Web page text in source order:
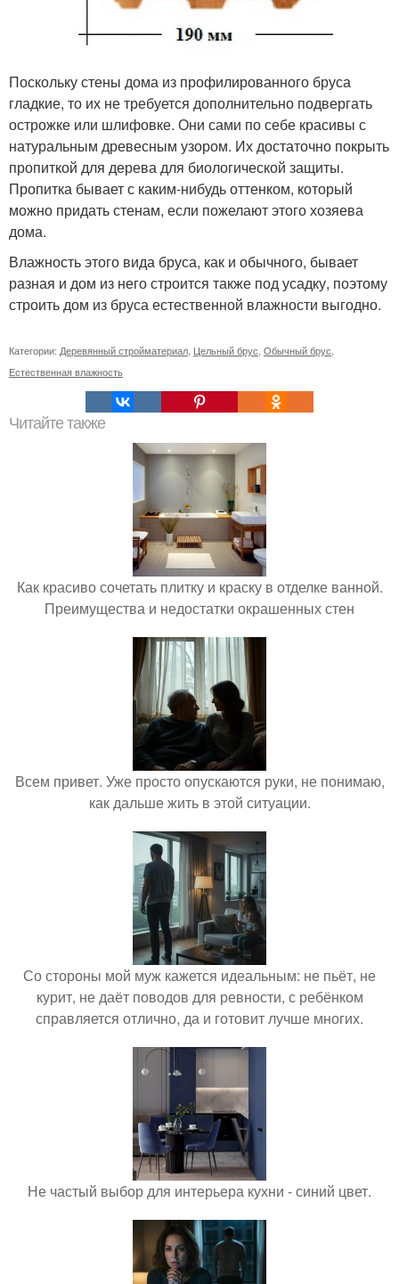
Поскольку стены дома из профилированного бруса
гладкие, то их не требуется дополнительно подвергать
острожке или шлифовке. Они сами по себе красивы с
натуральным древесным узором. Их достаточно покрыть
пропиткой для дерева для биологической защиты.
Пропитка бывает с каким-нибудь оттенком, который
можно придать стенам, если пожелают этого хозяева
дома.
Влажность этого вида бруса, как и обычного, бывает
разная и дом из него строится также под усадку, поэтому
строить дом из бруса естественной влажности выгодно.
Категории: Деревянный стройматериал Цельный брус Обычный брус
Естественная влажность
Читайте также
Как красиво сочетать плитку и краску в отделке ванной.
Преимущества и недостатки окрашенных стен
Всем привет. Уже просто опускаются руки, не понимаю,
как дальше жить в этой ситуации.
Со стороны мой муж кажется идеальным: не пьёт, не
курит, не даёт поводов для ревности, с ребёнком
справляется отлично, да и готовит лучше многих.
Не частый выбор для интерьера кухни - синий цвет.